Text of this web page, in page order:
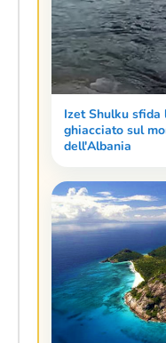
Izet Shulku sfida
ghiacciato sul
dell'Albania